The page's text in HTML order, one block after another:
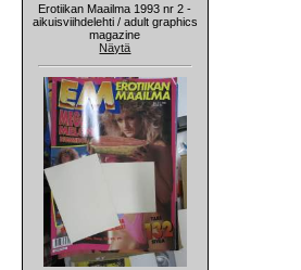
Erotiikan Maailma 1993 nr 2 -
aikuisviihdelehti / adult graphics
magazine
Näytä